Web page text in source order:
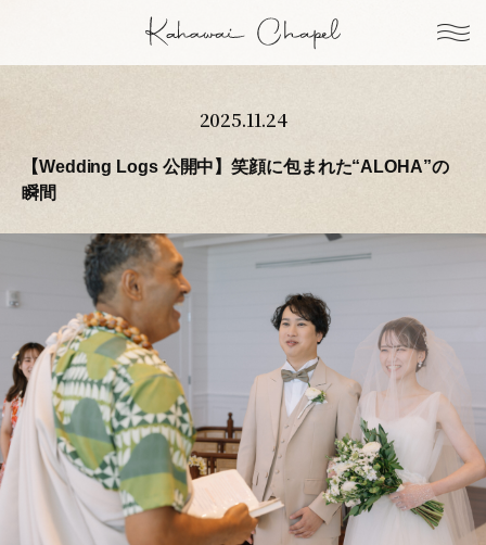
2025.11.24
【Wedding Logs 公開中】笑顔に包まれた“ALOHA”の
瞬間